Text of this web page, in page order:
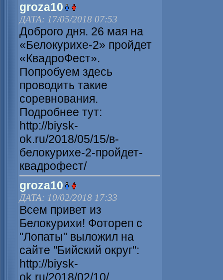
groza10
ДАТА: 17/05/2018 07:53
Доброго дня. 26 мая на
«Белокурихе-2» пройдет
«КвадроФест».
Попробуем здесь
проводить такие
соревнования.
Подробнее тут:
http://biysk-
ok.ru/2018/05/15/в-
белокурихе-2-пройдет-
квадрофест/
groza10
ДАТА: 10/02/2018 17:33
Всем привет из
Белокурихи! Фотореп с
"Лопаты" выложил на
сайте "Бийский округ":
http://biysk-
ok.ru/2018/02/10/